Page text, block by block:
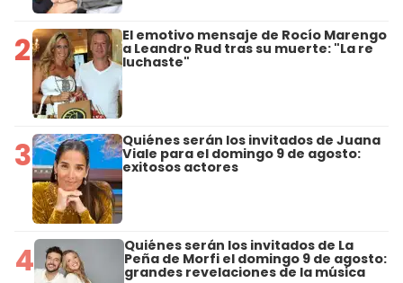
2 El emotivo mensaje de Rocío Marengo
a Leandro Rud tras su muerte: "La re
luchaste"
3 Quiénes serán los invitados de Juana
Viale para el domingo 9 de agosto:
exitosos actores
4 Quiénes serán los invitados de La
Peña de Morfi el domingo 9 de agosto:
grandes revelaciones de la música